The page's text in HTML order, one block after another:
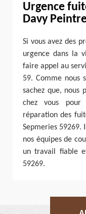
Urgence
Davy
Si vous avez des
urgence dans la
faire appel au
59. Comme nous
sachez que, nous
chez vous
réparation des
Sepmeries 59269.
nos équipes de
un travail fiable
59269.